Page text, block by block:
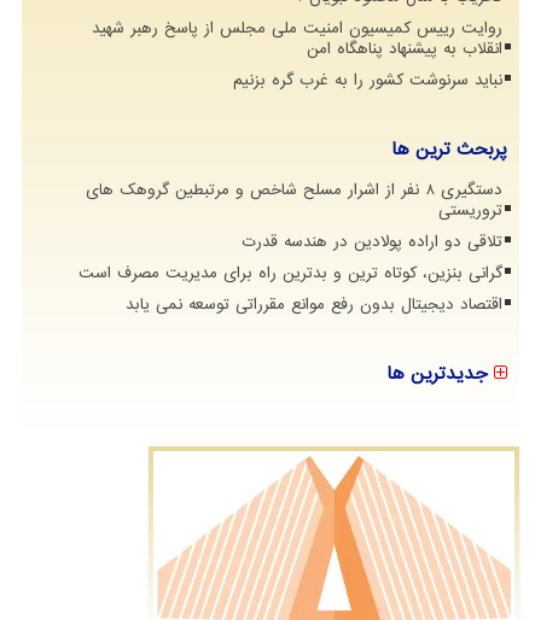
روایت رییس کمیسیون امنیت ملی مجلس از پاسخ رهبر شهید
انقلاب به پیشنهاد پناهگاه امن
نباید سرنوشت کشور را به غرب گره بزنیم
پربحث ترین ها
دستگیری 8 نفر از اشرار مسلح شاخص و مرتبطین گروهک های
تروریستی
تلاقی دو اراده پولادین در هندسه قدرت
گرانی بنزین، کوتاه ترین و بدترین راه برای مدیریت مصرف است
اقتصاد دیجیتال بدون رفع موانع مقرراتی توسعه نمی یابد
جدیدترین ها